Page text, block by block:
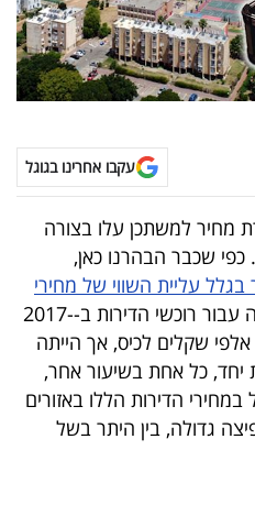
עקבו אחרינו בגוגל
מחיר למשתכן עלו בצורה
שכבר הבהרנו כאן,
עליית השווי של מחירי
, כשההנחה שהתקבלה עבור רוכשי הדירות ב-2017-
אלפי שקלים לכיס, אך הייתה
יחד, כל אחת בשיעור אחר,
2 מיליון שקל במחירי הדירות הללו באזורים
גדולה, בין היתר בשל